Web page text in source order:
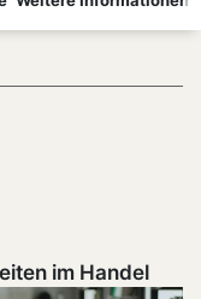
im Handel